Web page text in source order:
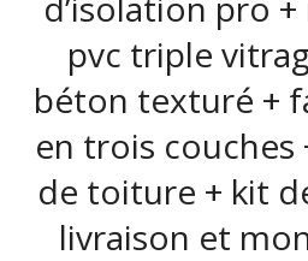
pvc triple
béton texturé +
en trois
de toiture + kit
livraison et